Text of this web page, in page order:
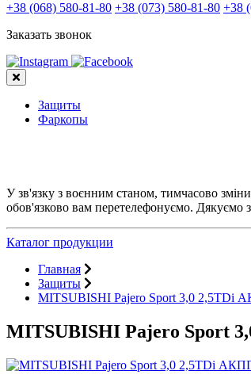
+38 (068) 580-81-80 +38 (073) 580-81-80 +38
Заказать звонок
Защиты
Фаркопы
У зв'язку з воєнним станом, тимчасово
обов'язково вам перетелефонуємо. Дякуємо
Каталог продукции
Главная
Защиты
MITSUBISHI Pajero Sport 3,0 2,5TDi
MITSUBISHI Pajero Sport